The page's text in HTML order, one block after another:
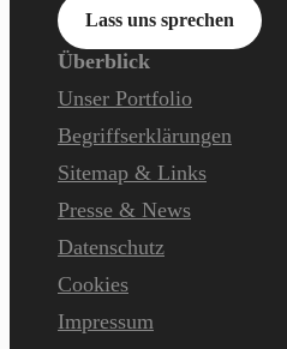
Lass uns sprechen
Überblick
Unser Portfolio
Begriffserklärungen
Sitemap & Links
Presse & News
Datenschutz
Cookies
Impressum